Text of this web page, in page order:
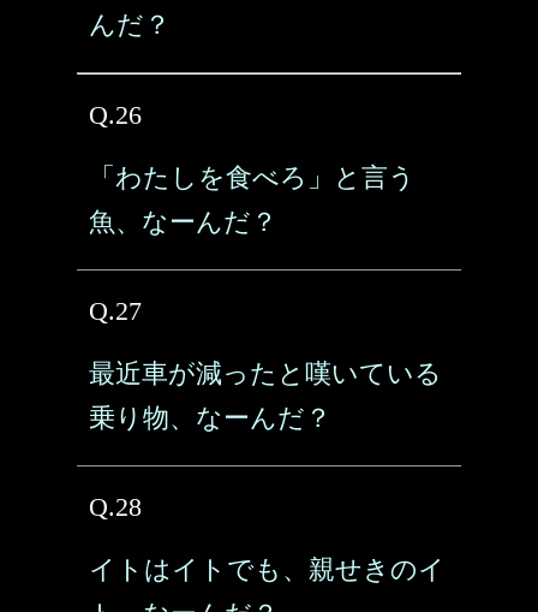
んだ？
Q.26
「わたしを食べろ」と言う
魚、なーんだ？
Q.27
最近車が減ったと嘆いている
乗り物、なーんだ？
Q.28
イトはイトでも、親せきのイ